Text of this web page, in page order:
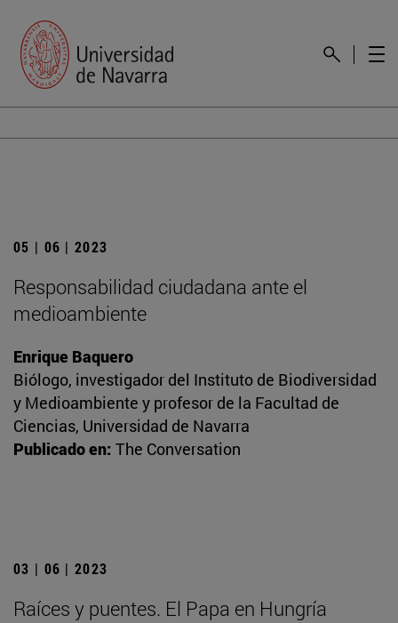
05 | 06 | 2023
Responsabilidad ciudadana ante el
medioambiente
Enrique Baquero
Biólogo, investigador del Instituto de Biodiversidad
y Medioambiente y profesor de la Facultad de
Ciencias, Universidad de Navarra
Publicado en: The Conversation
03 | 06 | 2023
Raíces y puentes. El Papa en Hungría